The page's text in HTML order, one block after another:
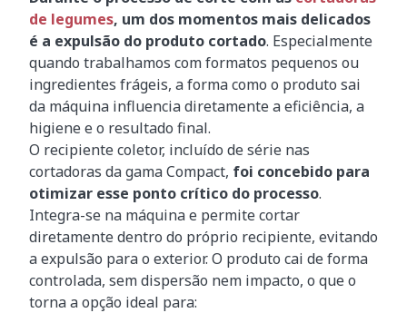
de legumes, um dos momentos mais delicados
é a expulsão do produto cortado. Especialmente
quando trabalhamos com formatos pequenos ou
ingredientes frágeis, a forma como o produto sai
da máquina influencia diretamente a eficiência, a
higiene e o resultado final.
O recipiente coletor, incluído de série nas
cortadoras da gama Compact, foi concebido para
otimizar esse ponto crítico do processo.
Integra-se na máquina e permite cortar
diretamente dentro do próprio recipiente, evitando
a expulsão para o exterior. O produto cai de forma
controlada, sem dispersão nem impacto, o que o
torna a opção ideal para: